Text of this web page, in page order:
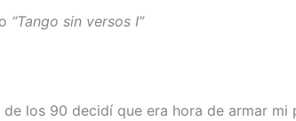
“Tango sin versos I”
de los 90 decidí que era hora de armar